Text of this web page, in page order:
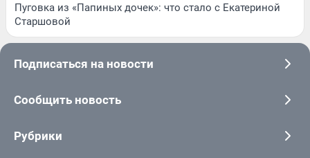
Пуговка из «Папиных дочек»: что стало с Екатериной
Старшовой
Подписаться на новости
Сообщить новость
Рубрики